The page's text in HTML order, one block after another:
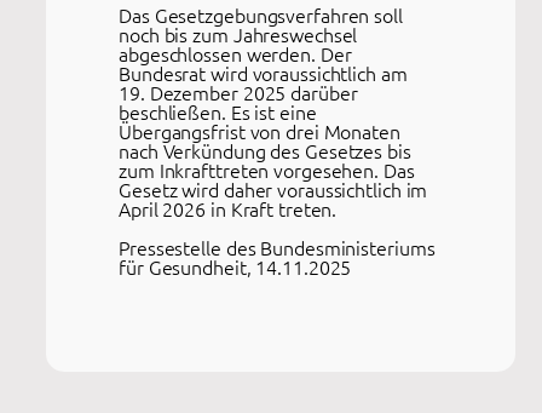
Das Gesetzgebungsverfahren soll
noch bis zum Jahreswechsel
abgeschlossen werden. Der
Bundesrat wird voraussichtlich am
19. Dezember 2025 darüber
beschließen. Es ist eine
Übergangsfrist von drei Monaten
nach Verkündung des Gesetzes bis
zum Inkrafttreten vorgesehen. Das
Gesetz wird daher voraussichtlich im
April 2026 in Kraft treten.
Pressestelle des Bundesministeriums
für Gesundheit, 14.11.2025